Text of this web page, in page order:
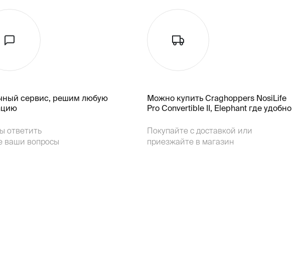
сервис, решим любую
ответить
ваши вопросы
Можно купить Craghoppers NosiLife
Pro Convertible II, Elephant где удобно
Покупайте с доставкой или
приезжайте в магазин